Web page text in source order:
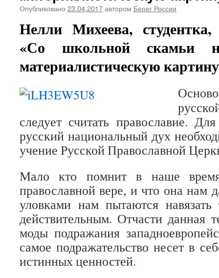
Опубликовано 23.04.2017автором Берег России
Нелли Михеева,
«Со школьной скамьи
материалистическую
следует считать православие.
русский национальный дух
учение Русской Православной
Мало кто помнит в наше
православной вере, и что она нам
уловками нам пытаются
действительным. Отчасти данная
моды подражания
самое подражательство несет в
истинных ценностей.